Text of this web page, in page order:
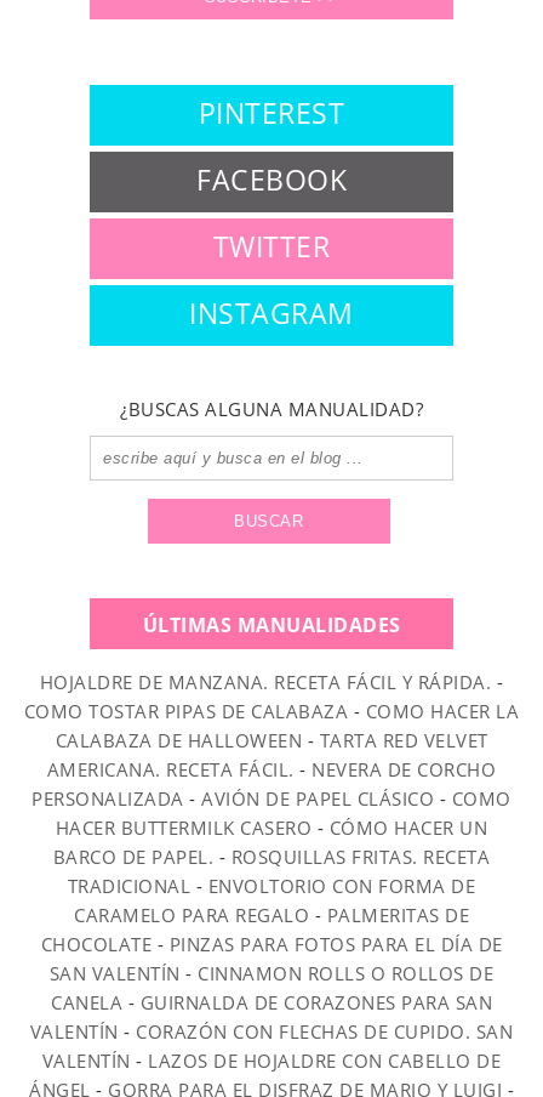
PINTEREST
FACEBOOK
TWITTER
INSTAGRAM
¿BUSCAS ALGUNA MANUALIDAD?
ÚLTIMAS MANUALIDADES
HOJALDRE DE MANZANA. RECETA FÁCIL Y RÁPIDA. -
COMO TOSTAR PIPAS DE CALABAZA - COMO HACER LA
CALABAZA DE HALLOWEEN - TARTA RED VELVET
AMERICANA. RECETA FÁCIL. - NEVERA DE CORCHO
PERSONALIZADA -AVIÓN DE PAPEL CLÁSICO - COMO
HACER BUTTERMILK CASERO - CÓMO HACER UN
BARCO DE PAPEL. - ROSQUILLAS FRITAS. RECETA
TRADICIONAL - ENVOLTORIO CON FORMA DE
CARAMELO PARA REGALO - PALMERITAS DE
CHOCOLATE - PINZAS PARA FOTOS PARA EL DÍA DE
SAN VALENTÍN - CINNAMON ROLLS O ROLLOS DE
CANELA - GUIRNALDA DE CORAZONES PARA SAN
VALENTÍN - CORAZÓN CON FLECHAS DE CUPIDO. SAN
VALENTÍN - LAZOS DE HOJALDRE CON CABELLO DE
ÁNGEL - GORRA PARA EL DISFRAZ DE MARIO Y LUIGI -